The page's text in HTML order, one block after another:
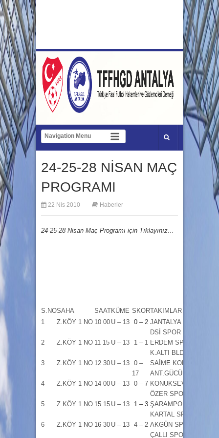
24-25-28 NİSAN MAÇ
PROGRAMI
22 Nis 2010 Haberler
24-25-28 Nisan Maç Programı için Tıklayınız…
S.NOSAHA SAATKÜME SKORTAKIMLAR
1
Z.KÖY 1 NO 10 00 U – 13 0 – 2 JANTALYA SP –
DSİ SPOR
2 Z.KÖY 1 NO 11 15 U – 13 1 – 1 ERDEM SPOR –
K.ALTI BLD
3 Z.KÖY 1 NO 12 30 U – 13 0 –
17
SAİME KONCA –
ANT.GÜCÜ
4 Z.KÖY 1 NO 14 00 U – 13 0 – 7 KONUKSEVER –
ÖZER SPOR
5 Z.KÖY 1 NO 15 15 U – 13 1 – 3 ŞARAMPOL –
KARTAL SPOR
6 Z.KÖY 1 NO 16 30 U – 13 4 – 2 AKGÜN SP –
ÇALLI SPOR